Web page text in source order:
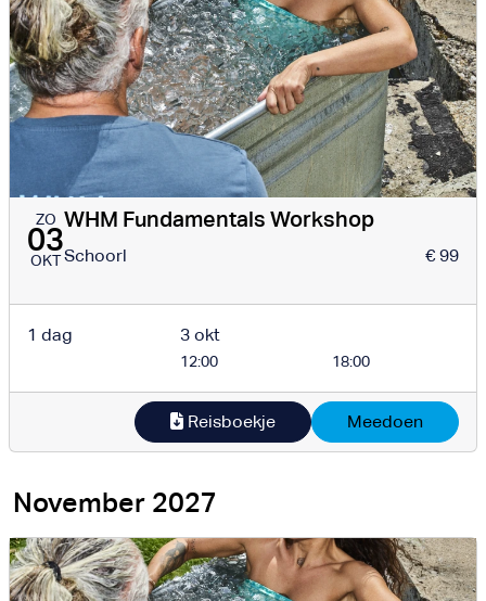
ZO
03
OKT
WHM Fundamentals Workshop
Schoorl € 99
1 dag 3 okt
12:00 18:00
Reisboekje Meedoen
November 2027